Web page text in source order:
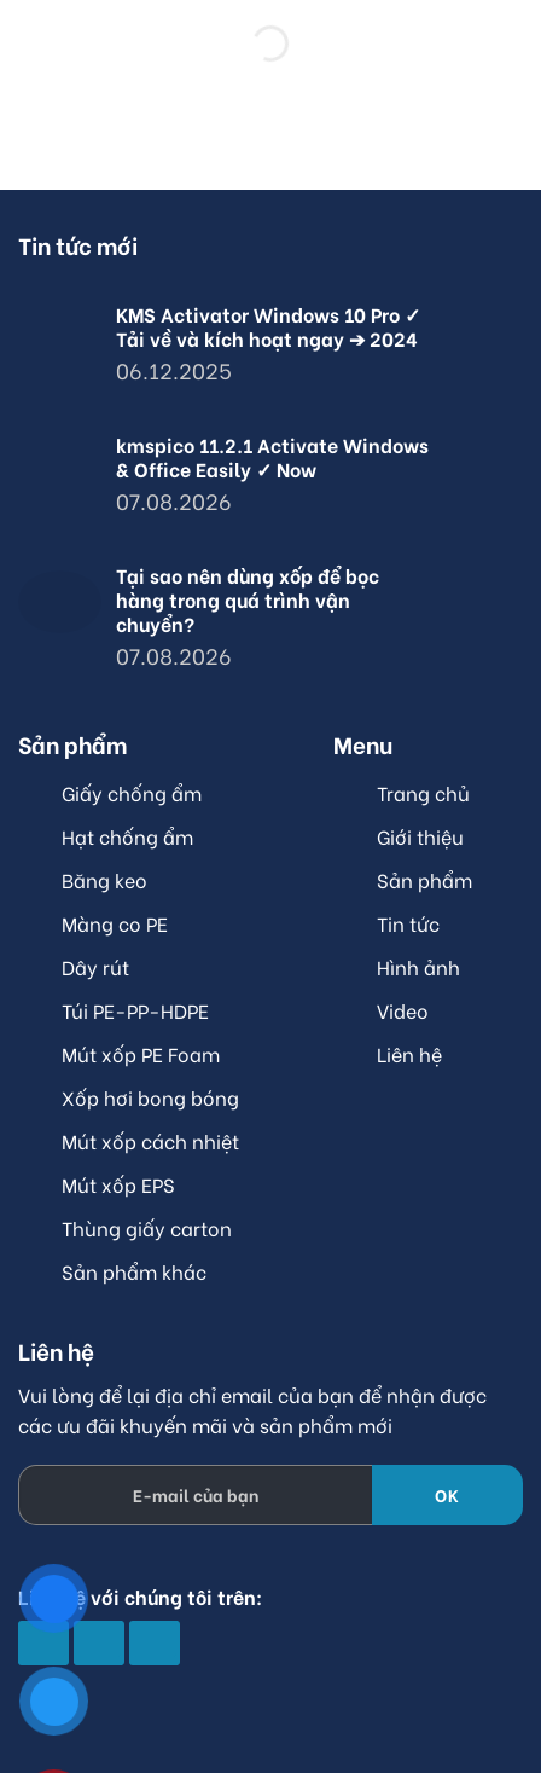
Tin tức mới
KMS Activator Windows 10 Pro ✓
Tải về và kích hoạt ngay ➔ 2024
06.12.2025
kmspico 11.2.1 Activate Windows
& Office Easily ✓ Now
07.08.2026
Tại sao nên dùng xốp để bọc
hàng trong quá trình vận
chuyển?
07.08.2026
Sản phẩm
Giấy chống ẩm
Hạt chống ẩm
Băng keo
Màng co PE
Dây rút
Túi PE-PP-HDPE
Mút xốp PE Foam
Xốp hơi bong bóng
Mút xốp cách nhiệt
Mút xốp EPS
Thùng giấy carton
Sản phẩm khác
Menu
Trang chủ
Giới thiệu
Sản phẩm
Tin tức
Hình ảnh
Video
Liên hệ
Liên hệ
Vui lòng để lại địa chỉ email của bạn để nhận được
các ưu đãi khuyến mãi và sản phẩm mới
Liên hệ với chúng tôi trên:
© 2023 Minh Phúc Vina - Minhphucvina.com.